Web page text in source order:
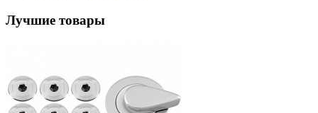
Лучшие товары